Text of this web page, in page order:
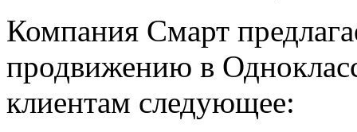
Компания Смарт
продвижению в
клиентам следующее: